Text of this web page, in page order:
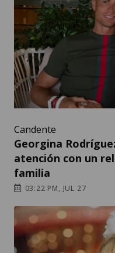
Candente
Georgina
atención con un
familia
03:22 PM, JUL 27